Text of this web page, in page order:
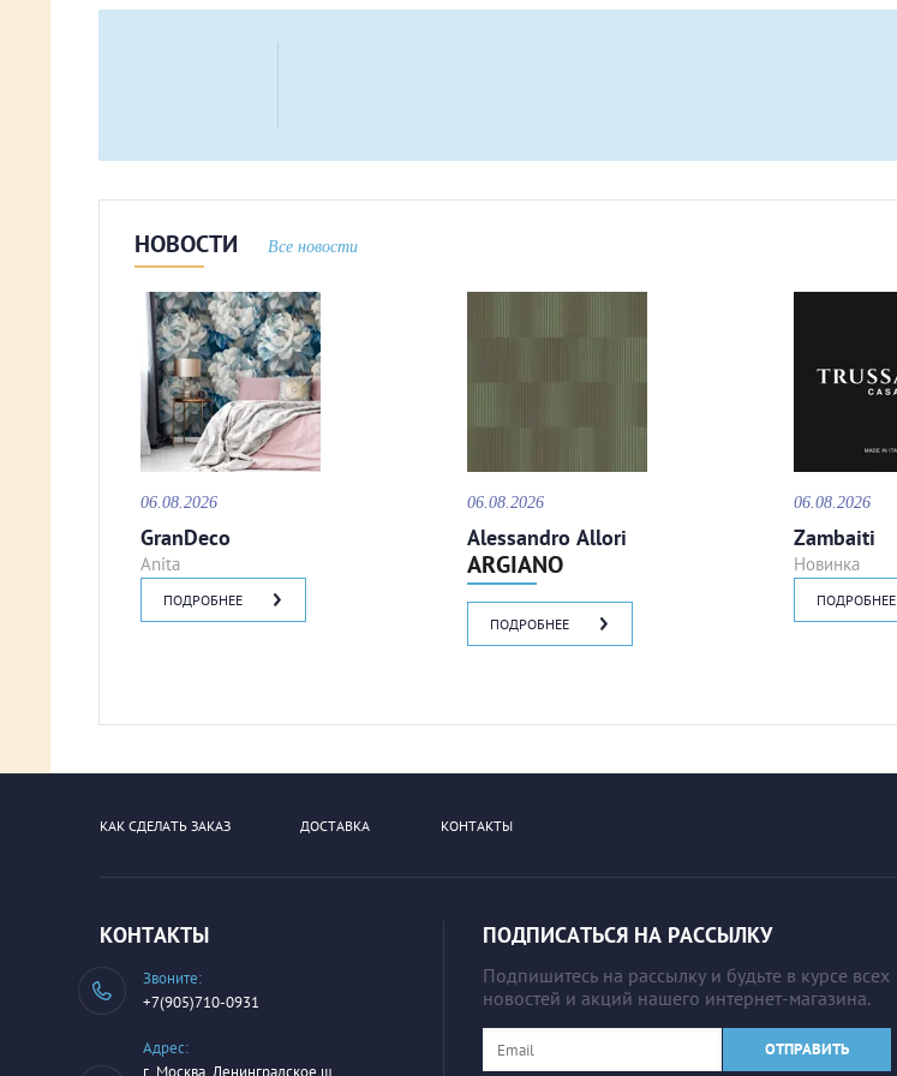
НОВОСТИ Все новости
06.08.2026
GranDeco
Anita
ПОДРОБНЕЕ
06.08.2026
Alessandro Allori
ARGIANO
ПОДРОБНЕЕ
06.08.2026
Zambaiti
Новинка
ПОДРОБНЕЕ
КАК СДЕЛАТЬ ЗАКАЗ ДОСТАВКА КОНТАКТЫ
КОНТАКТЫ
Звоните:
+7(905)710-0931
Адрес:
ПОДПИСАТЬСЯ НА РАССЫЛКУ
Подпишитесь на рассылку и будьте в курсе всех
новостей и акций нашего интернет-магазина.
ОТПРАВИТЬ